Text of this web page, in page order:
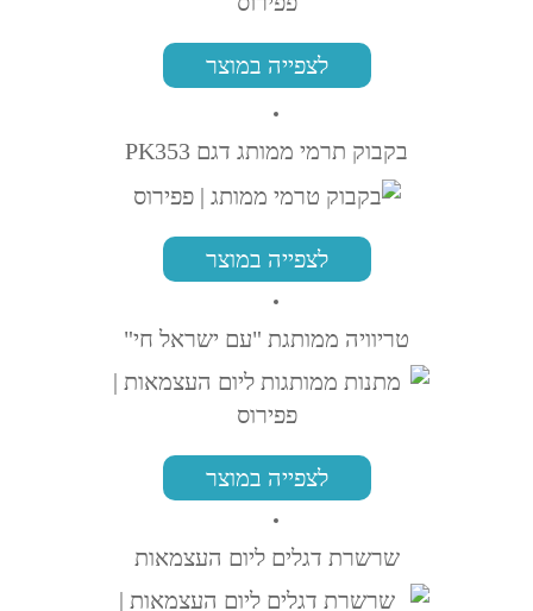
לצפייה במוצר
בקבוק תרמי ממותג דגם PK353
לצפייה במוצר
טריוויה ממותגת "עם ישראל חי"
לצפייה במוצר
שרשרת דגלים ליום העצמאות